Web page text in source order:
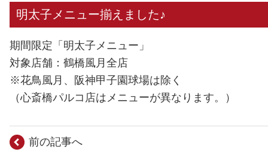
明太子メニュー揃えました♪
期間限定「明太子メニュー」
対象店舗：鶴橋風月全店
※花鳥風月、阪神甲子園球場は除く
（心斎橋パルコ店はメニューが異なります。）
前の記事へ